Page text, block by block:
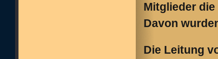
Mitglieder
Davon
Die Leitung